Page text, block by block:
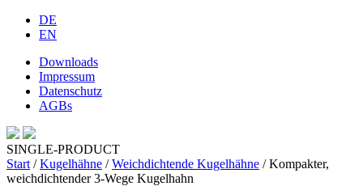
DE
EN
Downloads
Impressum
Datenschutz
AGBs
SINGLE-PRODUCT
Start /Kugelhähne /Weichdichtende Kugelhähne / Kompakter,
weichdichtender 3-Wege Kugelhahn